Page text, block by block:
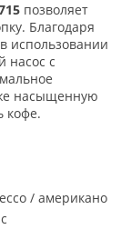
позволяет
Благодаря
использовании
насос с
насыщенную
кофе.
/ американо